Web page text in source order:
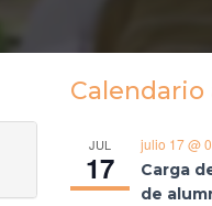
JUL
17
julio 17 @
Carga
de